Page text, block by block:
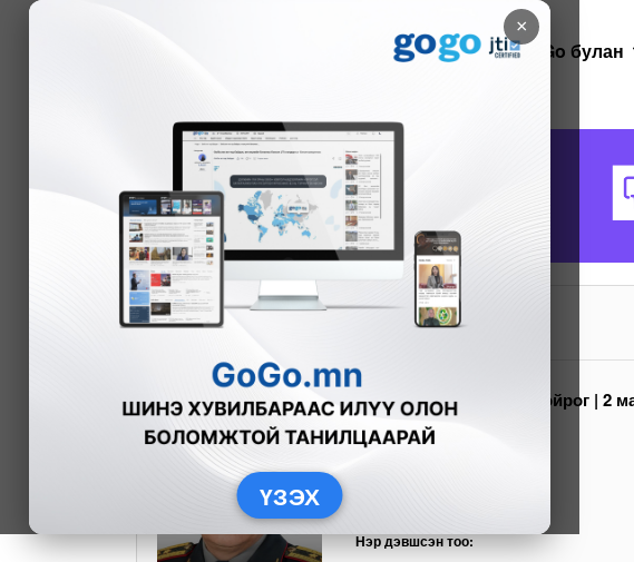
×
ҮЗЭХ
Мэдээ GoGo булан
НЭР ДЭВШИГЧИД
ЦэдэвийнСЭРГЭЛЭН
Дорнод аймаг | 7-р тойрог | 2
дэвшигч
Нэр дэвшсэн тоо: